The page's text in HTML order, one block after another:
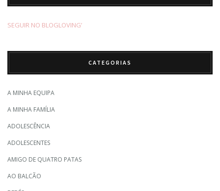
SEGUIR NO BLOGLOVING’
CATEGORIAS
A MINHA EQUIPA
A MINHA FAMÍLIA
ADOLESCÊNCIA
ADOLESCENTES
AMIGO DE QUATRO PATAS
AO BALCÃO